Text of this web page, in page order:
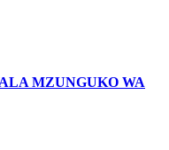
MZUNGUKO WA